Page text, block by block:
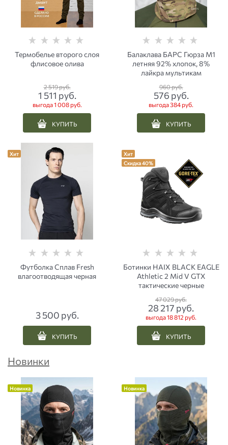
Термобелье второго слоя
флисовое олива
2 519 руб.
1 511 руб.
выгода1 008 руб.
КУПИТЬ
Балаклава БАРС Гюрза М1
летняя 92% хлопок, 8%
лайкра мультикам
960 руб.
576 руб.
выгода384 руб.
КУПИТЬ
Хит
Футболка Сплав Fresh
влагоотводящая черная
3 500 руб.
КУПИТЬ
Хит
Скидка 40%
Ботинки HAIX BLACK EAGLE
Athletic 2 Mid V GTX
тактические черные
47 029 руб.
28 217 руб.
выгода18 812 руб.
КУПИТЬ
Новинки
Новинка Новинка